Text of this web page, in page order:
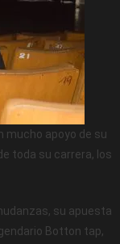
mucho apoyo de su
toda su carrera, los
su apuesta
Botton tap,